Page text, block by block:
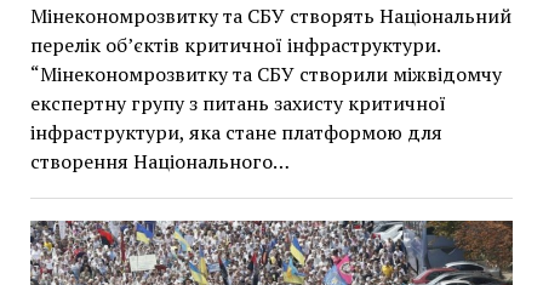
Мінекономрозвитку та СБУ створять Національний
перелік об’єктів критичної інфраструктури.
“Мінекономрозвитку та СБУ створили міжвідомчу
експертну групу з питань захисту критичної
інфраструктури, яка стане платформою для
створення Національного…